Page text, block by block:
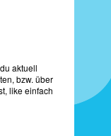
aktuell
bzw. über
like einfach